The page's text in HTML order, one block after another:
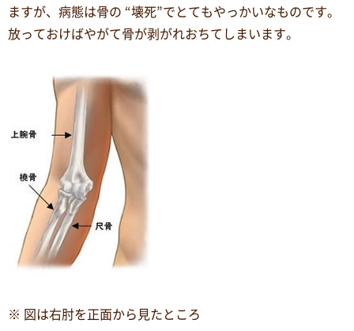
ますが、病態は骨の “壊死”でとてもやっかいなものです。
放っておけばやがて骨が剥がれおちてしまいます。
※ 図は右肘を正面から見たところ